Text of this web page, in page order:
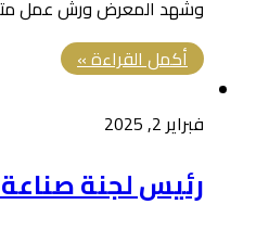
وشهد المعرض ورش عمل
أكمل القراءة »
فبراير 2, 2025
رئيس لجنة